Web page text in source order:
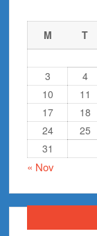
M T
3
4
10
11
17
18
24
25
31
« Nov